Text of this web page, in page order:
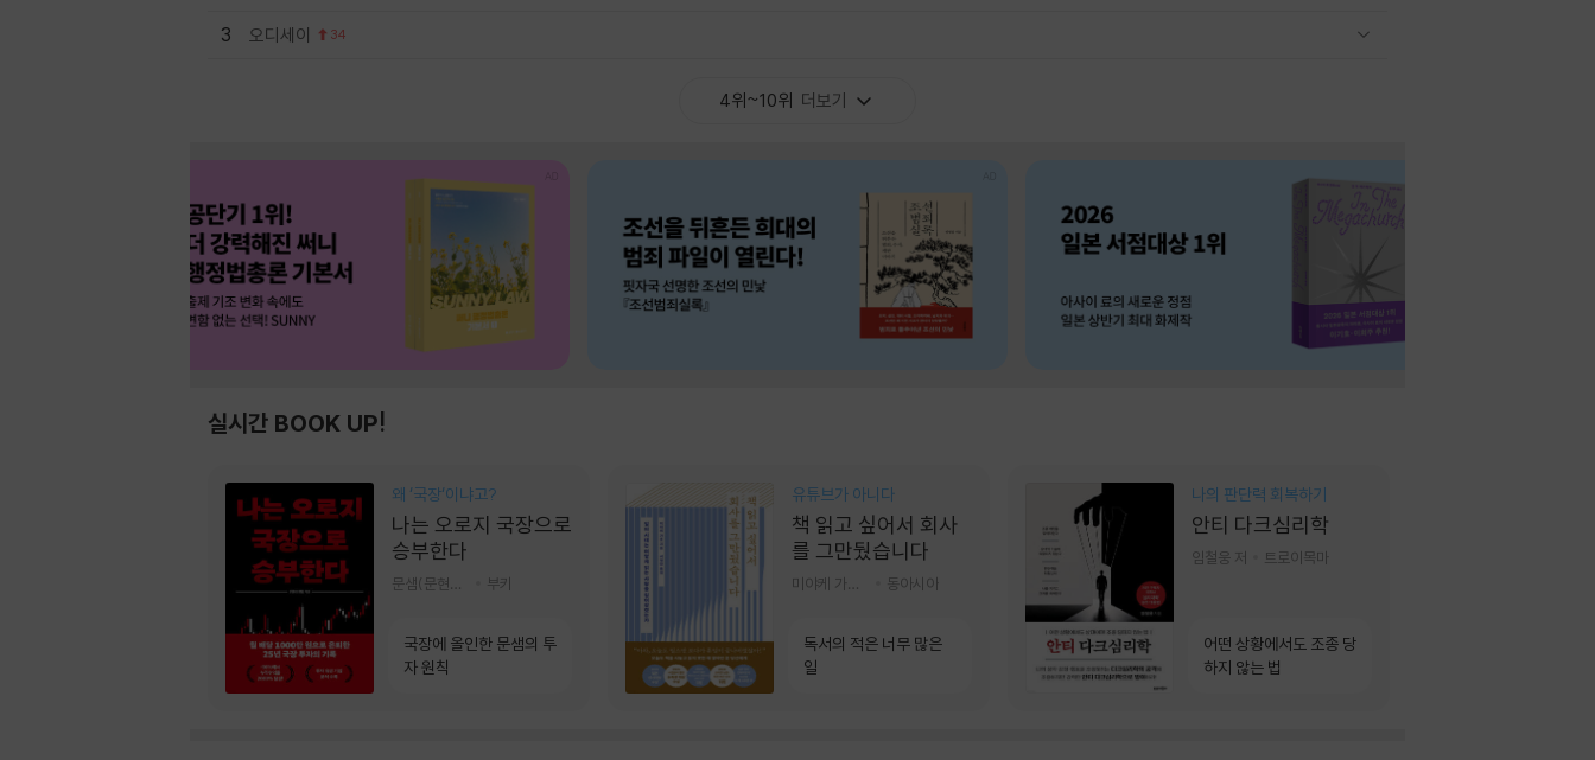
3 오디세이 34
4위~10위 더보기
실시간 BOOK UP!
왜 ‘국장‘이냐고?
나는 오로지 국장으로
승부한다
부키
국장에 올인한 문샘의 투
자 원칙
유튜브가 아니다
책 읽고 싶어서 회사
를 그만뒀습니다
동아시아
독서의 적은 너무 많은
일
나의 판단력 회복하기
안티 다크심리학
임철웅 저 트로이목마
어떤 상황에서도 조종 당
하지 않는 법